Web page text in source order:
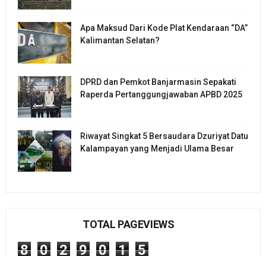
Apa Maksud Dari Kode Plat Kendaraan “DA”
Kalimantan Selatan?
DPRD dan Pemkot Banjarmasin Sepakati
Raperda Pertanggungjawaban APBD 2025
Riwayat Singkat 5 Bersaudara Dzuriyat Datu
Kalampayan yang Menjadi Ulama Besar
TOTAL PAGEVIEWS
8 0 2 9 0 1 5